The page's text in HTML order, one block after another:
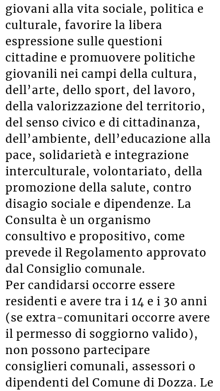
giovani alla vita sociale, politica e
culturale, favorire la libera
espressione sulle questioni
cittadine e promuovere politiche
giovanili nei campi della cultura,
dell’arte, dello sport, del lavoro,
della valorizzazione del territorio,
del senso civico e di cittadinanza,
dell’ambiente, dell’educazione alla
pace, solidarietà e integrazione
interculturale, volontariato, della
promozione della salute, contro
disagio sociale e dipendenze. La
Consulta è un organismo
consultivo e propositivo, come
prevede il Regolamento approvato
dal Consiglio comunale.
Per candidarsi occorre essere
residenti e avere tra i 14 e i 30 anni
(se extra-comunitari occorre avere
il permesso di soggiorno valido),
non possono partecipare
consiglieri comunali, assessori o
dipendenti del Comune di Dozza. Le